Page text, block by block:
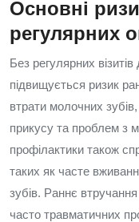
Основні
регулярних
Без регулярних
підвищується ризик
втрати молочних
прикусу та проблем з
профілактики також
таких як часте
зубів. Раннє втручання
часто травматичних